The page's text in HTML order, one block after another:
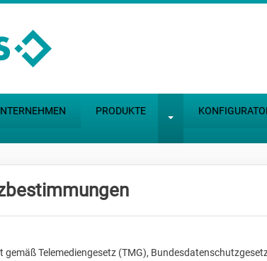
PRODUKTE
gemäß Telemediengesetz (TMG),